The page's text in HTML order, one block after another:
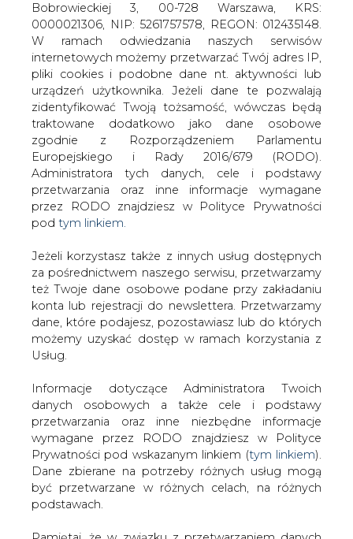
Jeżeli korzystasz także z innych usług dostępnych
za pośrednictwem naszego serwisu, przetwarzamy
też Twoje dane osobowe podane przy zakładaniu
konta lub rejestracji do newslettera. Przetwarzamy
dane, które podajesz, pozostawiasz lub do których
możemy uzyskać dostęp w ramach korzystania z
Usług.
Informacje dotyczące Administratora Twoich
danych osobowych a także cele i podstawy
przetwarzania oraz inne niezbędne informacje
wymagane przez RODO znajdziesz w Polityce
Prywatności pod wskazanym linkiem (
tym linkiem
Dane zbierane na potrzeby różnych usług mogą
być przetwarzane w różnych celach, na różnych
podstawach.
Pamiętaj, że w związku z przetwarzaniem danych
osobowych przysługuje Ci szereg gwarancji i praw,
a przede wszystkim prawo do odwołania zgody
oraz prawo sprzeciwu wobec przetwarzania Twoich
danych. Prawa te będą przez nas bezwzględnie
przestrzegane. Prawo do wniesienia sprzeciwu
wobec przetwarzania danych z przyczyn
związanych z Twoją szczególną sytuacją, po
skutecznym wniesieniu prawa do sprzeciwu Twoje
dane nie będą przetwarzane o ile nie będzie istnieć
ważna prawnie uzasadniona podstawa do
przetwarzania, nadrzędna wobec Twoich interesów,
praw i wolności lub podstawa do ustalenia,
dochodzenia lub obrony roszczeń. Twoje dane nie
będą przetwarzane w celu marketingu własnego
16 kwietnia w Urzędzie Regulacji
Energetyki odbyło się spotkanie grupy
interesariuszy Rynku Północnego w
ramach inicjatyw regionalnych ERGEG.
Zadaniem grupy jest wypracowanie
mechanizmów dostępu uczestników
rynku w tym regionie do zdolności
przesyłowych SwePol Link i spotkanie w
optymalizacji wykorzystania połączenia
międzysystemowego.
Marek Woszczyk, wiceprezes URE podkreślał, że z
punktu widzenia regulatora niedopuszczalne jest
przedłużenie umów w dotychczasowym kształcie, a
problem udostępnienia połączenia na zasadach
W marcu 2010 roku operatorzy systemów przesyłowych
Polski i Szwecji - PSE Operator i Svenska Kraftnät (SvK),
podpisali wspólną deklarację o prowadzeniu prac nad
wdrożeniem rynkowych mechanizmów udostępniania
zdolności przesyłowych, które połączą systemy
przesyłowe obu państw. Deklaracja ta została
pozytywnie przyjęta przez Regulatorów obu krajów, a